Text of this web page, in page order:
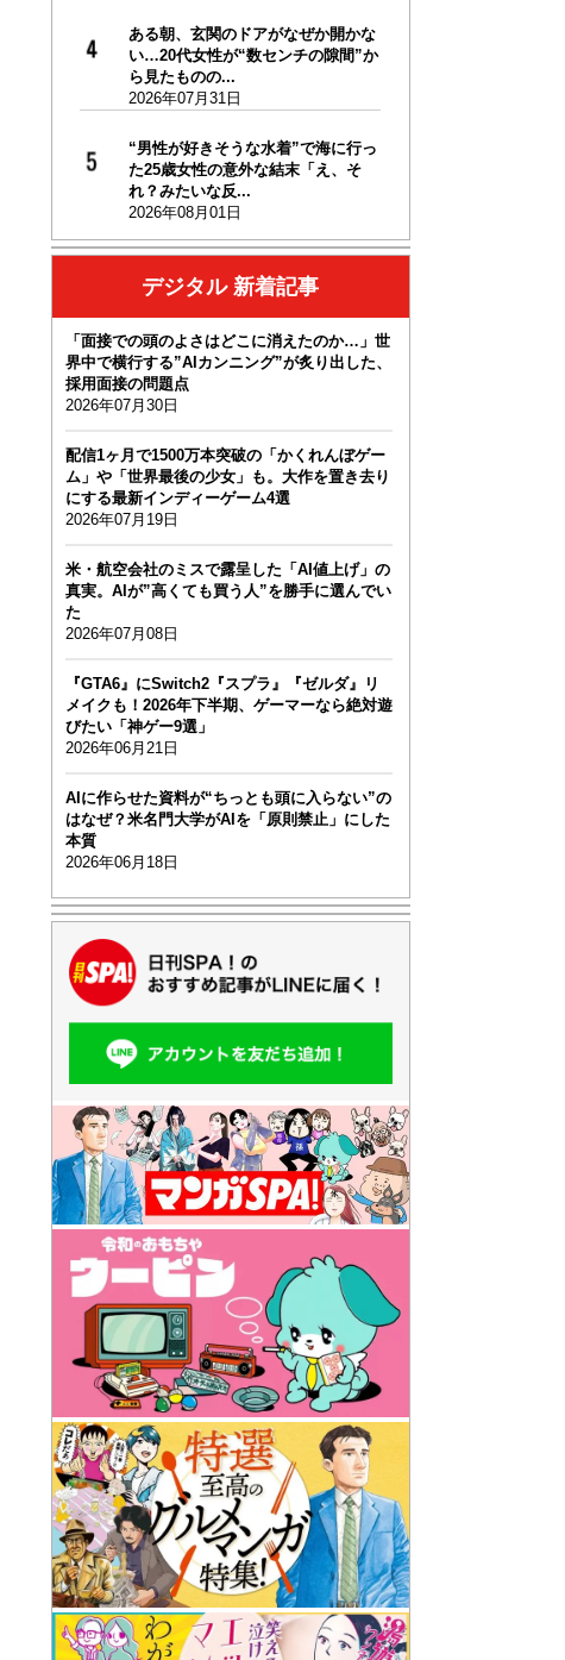
ある朝、玄関のドアがなぜか開かな
い…20代女性が“数センチの隙間”か
ら見たものの...
2026年07月31日
“男性が好きそうな水着”で海に行っ
た25歳女性の意外な結末「え、そ
れ？みたいな反...
2026年08月01日
デジタル 新着記事
「面接での頭のよさはどこに消えたのか…」世
界中で横行する”AIカンニング”が炙り出した、
採用面接の問題点
2026年07月30日
配信1ヶ月で1500万本突破の「かくれんぼゲー
ム」や「世界最後の少女」も。大作を置き去り
にする最新インディーゲーム4選
2026年07月19日
米・航空会社のミスで露呈した「AI値上げ」の
真実。AIが”高くても買う人”を勝手に選んでい
た
2026年07月08日
『GTA6』にSwitch2『スプラ』『ゼルダ』リ
メイクも！2026年下半期、ゲーマーなら絶対遊
びたい「神ゲー9選」
2026年06月21日
AIに作らせた資料が“ちっとも頭に入らない”の
はなぜ？米名門大学がAIを「原則禁止」にした
本質
2026年06月18日